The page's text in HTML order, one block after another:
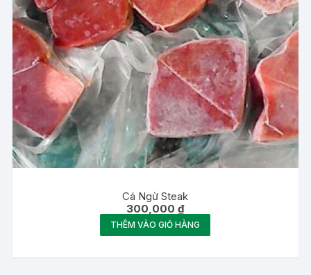
Cá Ngừ Steak
300,000₫
THÊM VÀO GIỎ HÀNG